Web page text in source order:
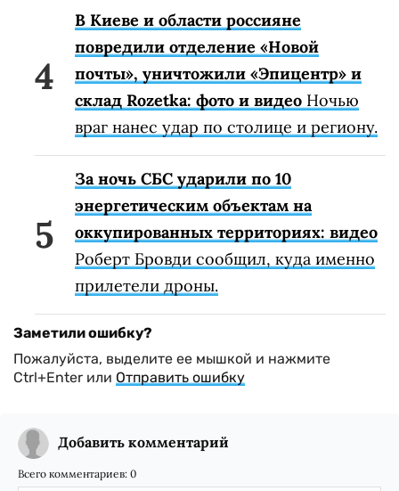
В Киеве и области россияне
повредили отделение «Новой
почты», уничтожили «Эпицентр» и
склад Rozetka: фото и видео Ночью
враг нанес удар по столице и региону.
За ночь СБС ударили по 10
энергетическим объектам на
оккупированных территориях: видео
Роберт Бровди сообщил, куда именно
прилетели дроны.
Заметили ошибку?
Пожалуйста, выделите ее мышкой и нажмите
Ctrl+Enter или Отправить ошибку
Добавить комментарий
Всего комментариев: 0